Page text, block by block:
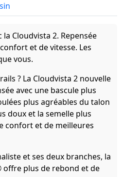
Cloudvista 2. Repensée
et de vitesse. Les
vous.
? La Cloudvista 2 nouvelle
avec une bascule plus
plus agréables du talon
doux et la semelle plus
confort et de meilleures
et ses deux branches, la
offre plus de rebond et de